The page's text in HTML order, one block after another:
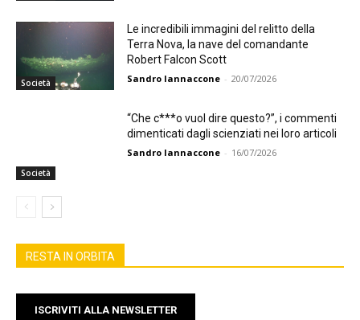
Società
Le incredibili immagini del relitto della
Terra Nova, la nave del comandante
Robert Falcon Scott
Sandro Iannaccone - 20/07/2026
Società
“Che c***o vuol dire questo?”, i commenti
dimenticati dagli scienziati nei loro articoli
Sandro Iannaccone - 16/07/2026
RESTA IN ORBITA
ISCRIVITI ALLA NEWSLETTER